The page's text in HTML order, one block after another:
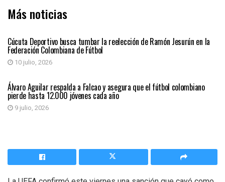
Más noticias
Cúcuta Deportivo busca tumbar la reelección de Ramón Jesurún en la
Federación Colombiana de Fútbol
10 julio, 2026
DEPORTES
Álvaro Aguilar respalda a Falcao y asegura que el fútbol colombiano
pierde hasta 12.000 jóvenes cada año
9 julio, 2026